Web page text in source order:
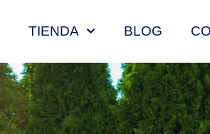
TIENDA BLOG